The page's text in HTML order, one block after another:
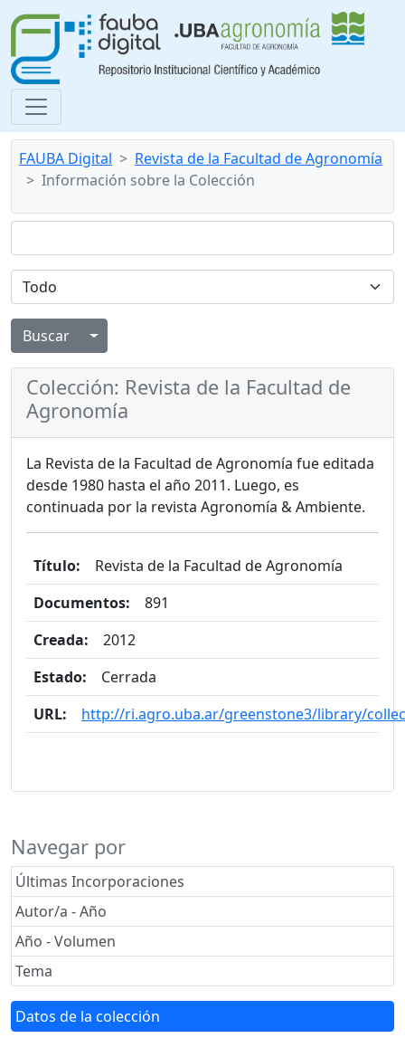
FAUBA Digital
Revista de la Facultad de Agronomía
Información sobre la Colección
Alternar menú desplegable
Colección: Revista de la Facultad de
Agronomía
La Revista de la Facultad de Agronomía fue editada
desde 1980 hasta el año 2011. Luego, es
continuada por la revista Agronomía & Ambiente.
Título:
Revista de la Facultad de Agronomía
Documentos:
891
Creada:
2012
Estado:
Cerrada
URL:
http://ri.agro.uba.ar/greenstone3/library/
Navegar por
Últimas Incorporaciones
Autor/a - Año
Año - Volumen
Tema
Datos de la colección